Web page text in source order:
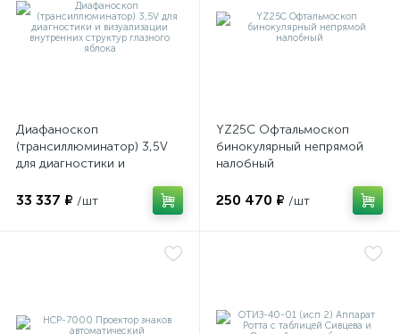
Диафаноскоп
(трансиллюминатор) 3,5V
для диагностики и
структур глазного яблока
33 337 ₽ /шт
YZ25C Офтальмоскоп
бинокулярный непрямой
налобный
250 470 ₽ /шт